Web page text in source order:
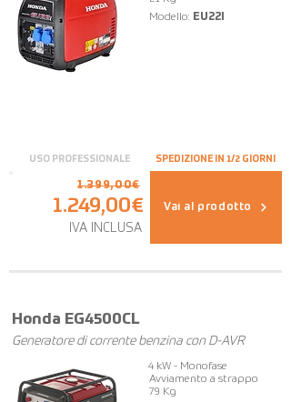
Modello: EU22I
USO PROFESSIONALE SPEDIZIONE IN 1/2 GIORNI
1.399,00€
1.249,00€
IVA INCLUSA
Vai al prodotto
Honda EG4500CL
Generatore di corrente benzina con D-AVR
4 kW - Monofase
Avviamento a strappo
79 Kg